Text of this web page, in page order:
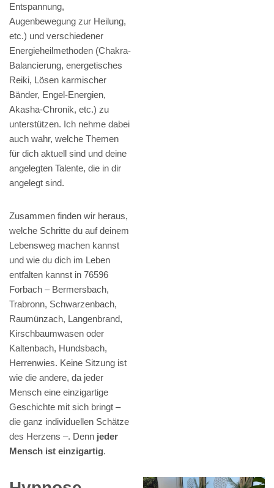
Entspannung,
Augenbewegung zur Heilung,
etc.) und verschiedener
Energieheilmethoden (Chakra-
Balancierung, energetisches
Reiki, Lösen karmischer
Bänder, Engel-Energien,
Akasha-Chronik, etc.) zu
unterstützen. Ich nehme dabei
auch wahr, welche Themen
für dich aktuell sind und deine
angelegten Talente, die in dir
angelegt sind.
Zusammen finden wir heraus,
welche Schritte du auf deinem
Lebensweg machen kannst
und wie du dich im Leben
entfalten kannst in 76596
Forbach – Bermersbach,
Trabronn, Schwarzenbach,
Raumünzach, Langenbrand,
Kirschbaumwasen oder
Kaltenbach, Hundsbach,
Herrenwies. Keine Sitzung ist
wie die andere, da jeder
Mensch eine einzigartige
Geschichte mit sich bringt –
die ganz individuellen Schätze
des Herzens –. Denn jeder
Mensch ist einzigartig.